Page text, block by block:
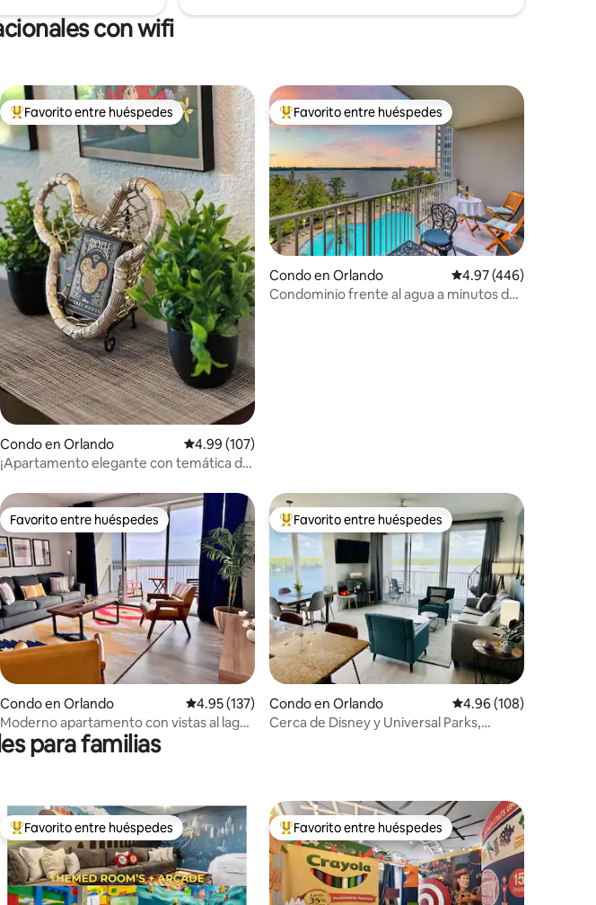
con wifi
4.95 de 5, 187 reseñas
Favorito entre huéspedes preferido
Favorito entre huéspedes
Condo en Orlando Calificación promedio: 4.99 de 5, 107 reseñas
4.99 (107)
¡Apartamento elegante con temática de
GRATUITO!
Favorito entre huéspedes preferido
Favorito entre huéspedes
Condo en Orlando Calificación promedio:
4.97 (446)
Condominio frente al agua a minutos de
4.91 de 5, 183 reseñas
Favorito entre huéspedes
Favorito entre huéspedes
Condo en Orlando Calificación promedio: 4.95 de 5, 137 reseñas
4.95 (137)
Moderno apartamento con vistas al lago
a 1 milla de Disney
Favorito entre huéspedes preferido
Favorito entre huéspedes
Condo en Orlando Calificación promedio:
4.96 (108)
Cerca de Disney y Universal Parks,
para familias
Favorito entre huéspedes preferido
Favorito entre huéspedes Favorito entre huéspedes preferido
Favorito entre huéspedes